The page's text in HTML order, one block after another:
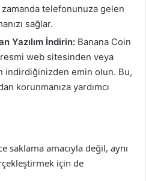
zamanda telefonunuza gelen
sağlar.
Yazılım İndirin: Banana Coin
resmi web sitesinden veya
indirdiğinizden emin olun. Bu,
korunmanıza yardımcı
saklama amacıyla değil, aynı
için de